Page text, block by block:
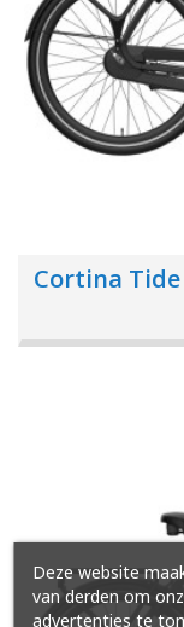
Cortina
Deze website
van derden om
advertenties te